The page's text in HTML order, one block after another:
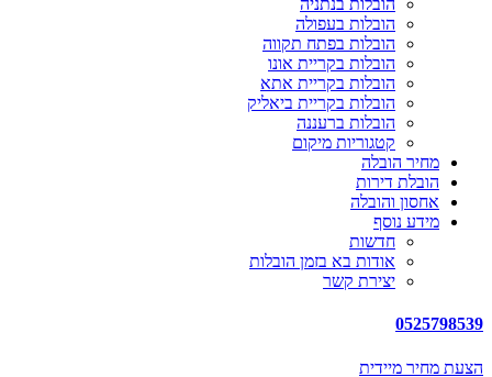
הובלות בנתניה
הובלות בעפולה
הובלות בפתח תקווה
הובלות בקריית אונו
הובלות בקריית אתא
הובלות בקריית ביאליק
הובלות ברעננה
קטגוריות מיקום
מחיר הובלה
הובלת דירות
אחסון והובלה
מידע נוסף
חדשות
אודות בא בזמן הובלות
יצירת קשר
0525798539
הצעת מחיר מיידית